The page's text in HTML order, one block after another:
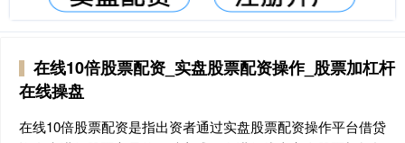
在线10倍股票配资_实盘股票配资操作_股票加杠杆
在线操盘
在线10倍股票配资是指出资者通过实盘股票配资操作平台借贷